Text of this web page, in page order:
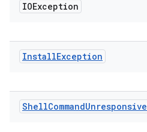
IOException
InstallException
ShellCommandUnresponsive